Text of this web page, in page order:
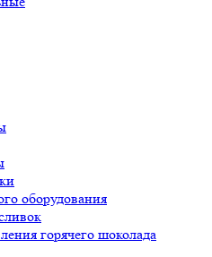
оборудования
горячего шоколада